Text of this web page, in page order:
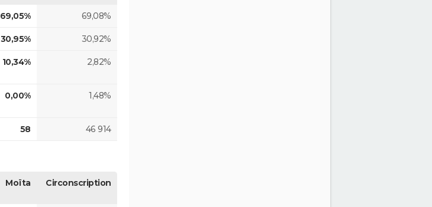
69,05% 69,08%
30,95% 30,92%
10,34% 2,82%
0,00% 1,48%
58 46 914
Moïta Circonscription